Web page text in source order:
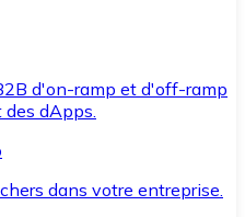
d'on-ramp et d'off-ramp
dApps.
dans votre entreprise.